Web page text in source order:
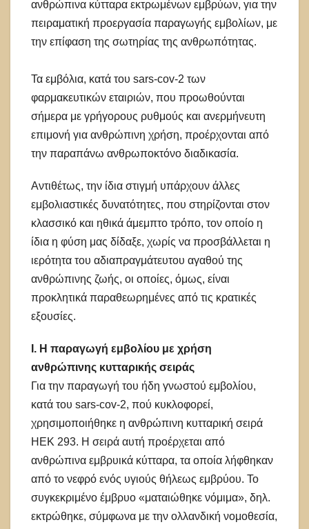
ανθρώπινα κύτταρα εκτρωμένων εμβρύων, για την
πειραματική προεργασία παραγωγής εμβολίων, με
την επίφαση της σωτηρίας της ανθρωπότητας.
Τα εμβόλια, κατά του sars-cov-2 των
φαρμακευτικών εταιριών, που προωθούνται
σήμερα με γρήγορους ρυθμούς και ανερμήνευτη
επιμονή για ανθρώπινη χρήση, προέρχονται από
την παραπάνω ανθρωποκτόνο διαδικασία.
Αντιθέτως, την ίδια στιγμή υπάρχουν άλλες
εμβολιαστικές δυνατότητες, που στηρίζονται στον
κλασσικό και ηθικά άμεμπτο τρόπο, τον οποίο η
ίδια η φύση μας δίδαξε, χωρίς να προσβάλλεται η
ιερότητα του αδιαπραγμάτευτου αγαθού της
ανθρώπινης ζωής, οι οποίες, όμως, είναι
προκλητικά παραθεωρημένες από τις κρατικές
εξουσίες.
Ι. Η παραγωγή εμβολίου με χρήση
ανθρώπινης κυτταρικής σειράς
Για την παραγωγή του ήδη γνωστού εμβολίου,
κατά του sars-cov-2, πού κυκλοφορεί,
χρησιμοποιήθηκε η ανθρώπινη κυτταρική σειρά
HEK 293. Η σειρά αυτή προέρχεται από
ανθρώπινα εμβρυικά κύτταρα, τα οποία λήφθηκαν
από το νεφρό ενός υγιούς θήλεως εμβρύου. Το
συγκεκριμένο έμβρυο «ματαιώθηκε νόμιμα», δηλ.
εκτρώθηκε, σύμφωνα με την ολλανδική νομοθεσία,